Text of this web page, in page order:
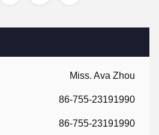
Miss. Ava Zhou
86-755-23191990
86-755-23191990